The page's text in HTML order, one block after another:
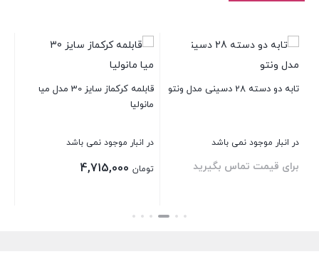
تابه دو دسته 28 دسینی مدل ونتو
در انبار موجود نمی باشد
برای قیمت تماس بگیرید
قابلمه کرکماز سایز 30 مدل میا
مانولیا
در انبار موجود نمی باشد
تومان
بستن